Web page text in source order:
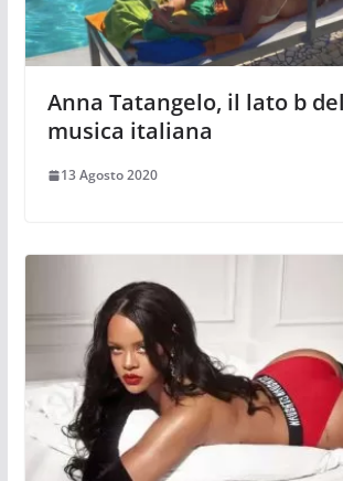
Anna Tatangelo, il lato b
musica italiana
13 Agosto 2020